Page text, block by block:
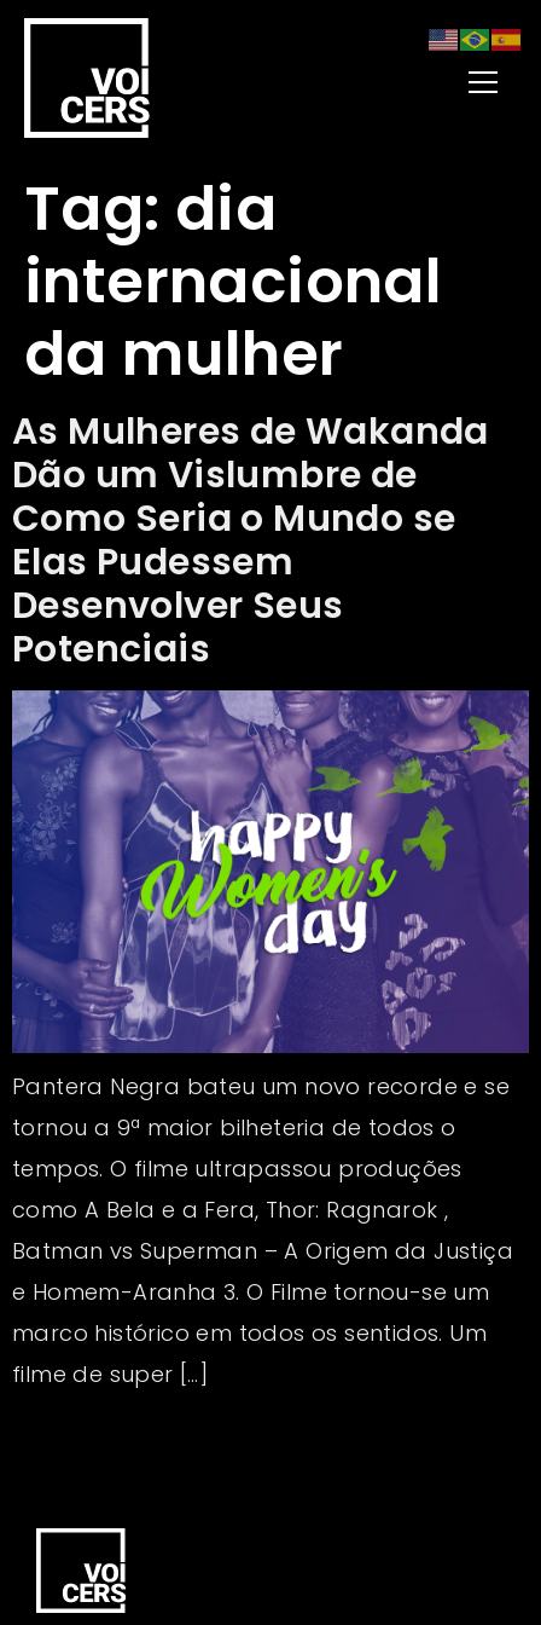
Tag: dia
internacional
da mulher
As Mulheres de Wakanda
Dão um Vislumbre de
Como Seria o Mundo se
Elas Pudessem
Desenvolver Seus
Potenciais
Pantera Negra bateu um novo recorde e se
tornou a 9ª maior bilheteria de todos o
tempos. O filme ultrapassou produções
como A Bela e a Fera, Thor: Ragnarok ,
Batman vs Superman – A Origem da Justiça
e Homem-Aranha 3. O Filme tornou-se um
marco histórico em todos os sentidos. Um
filme de super […]